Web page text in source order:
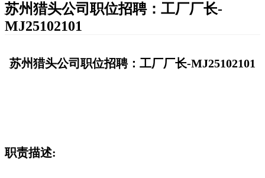
苏州猎头公司职位招聘：工厂厂长-
MJ25102101
苏州猎头公司职位招聘：工厂厂长-MJ25102101
职责描述: